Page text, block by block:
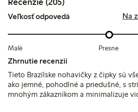
Veľkosť odpovedá Na
Malé Presne
Zhrnutie recenzií
Tieto Brazílske nohavičky z čipky sú
ako jemné, pohodlné a priedušné, s
mnohým zákazníkom a minimalizuje
nohavičiek. Niektorí spomínajú